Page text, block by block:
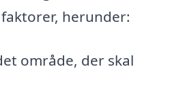
herunder:
område, der skal